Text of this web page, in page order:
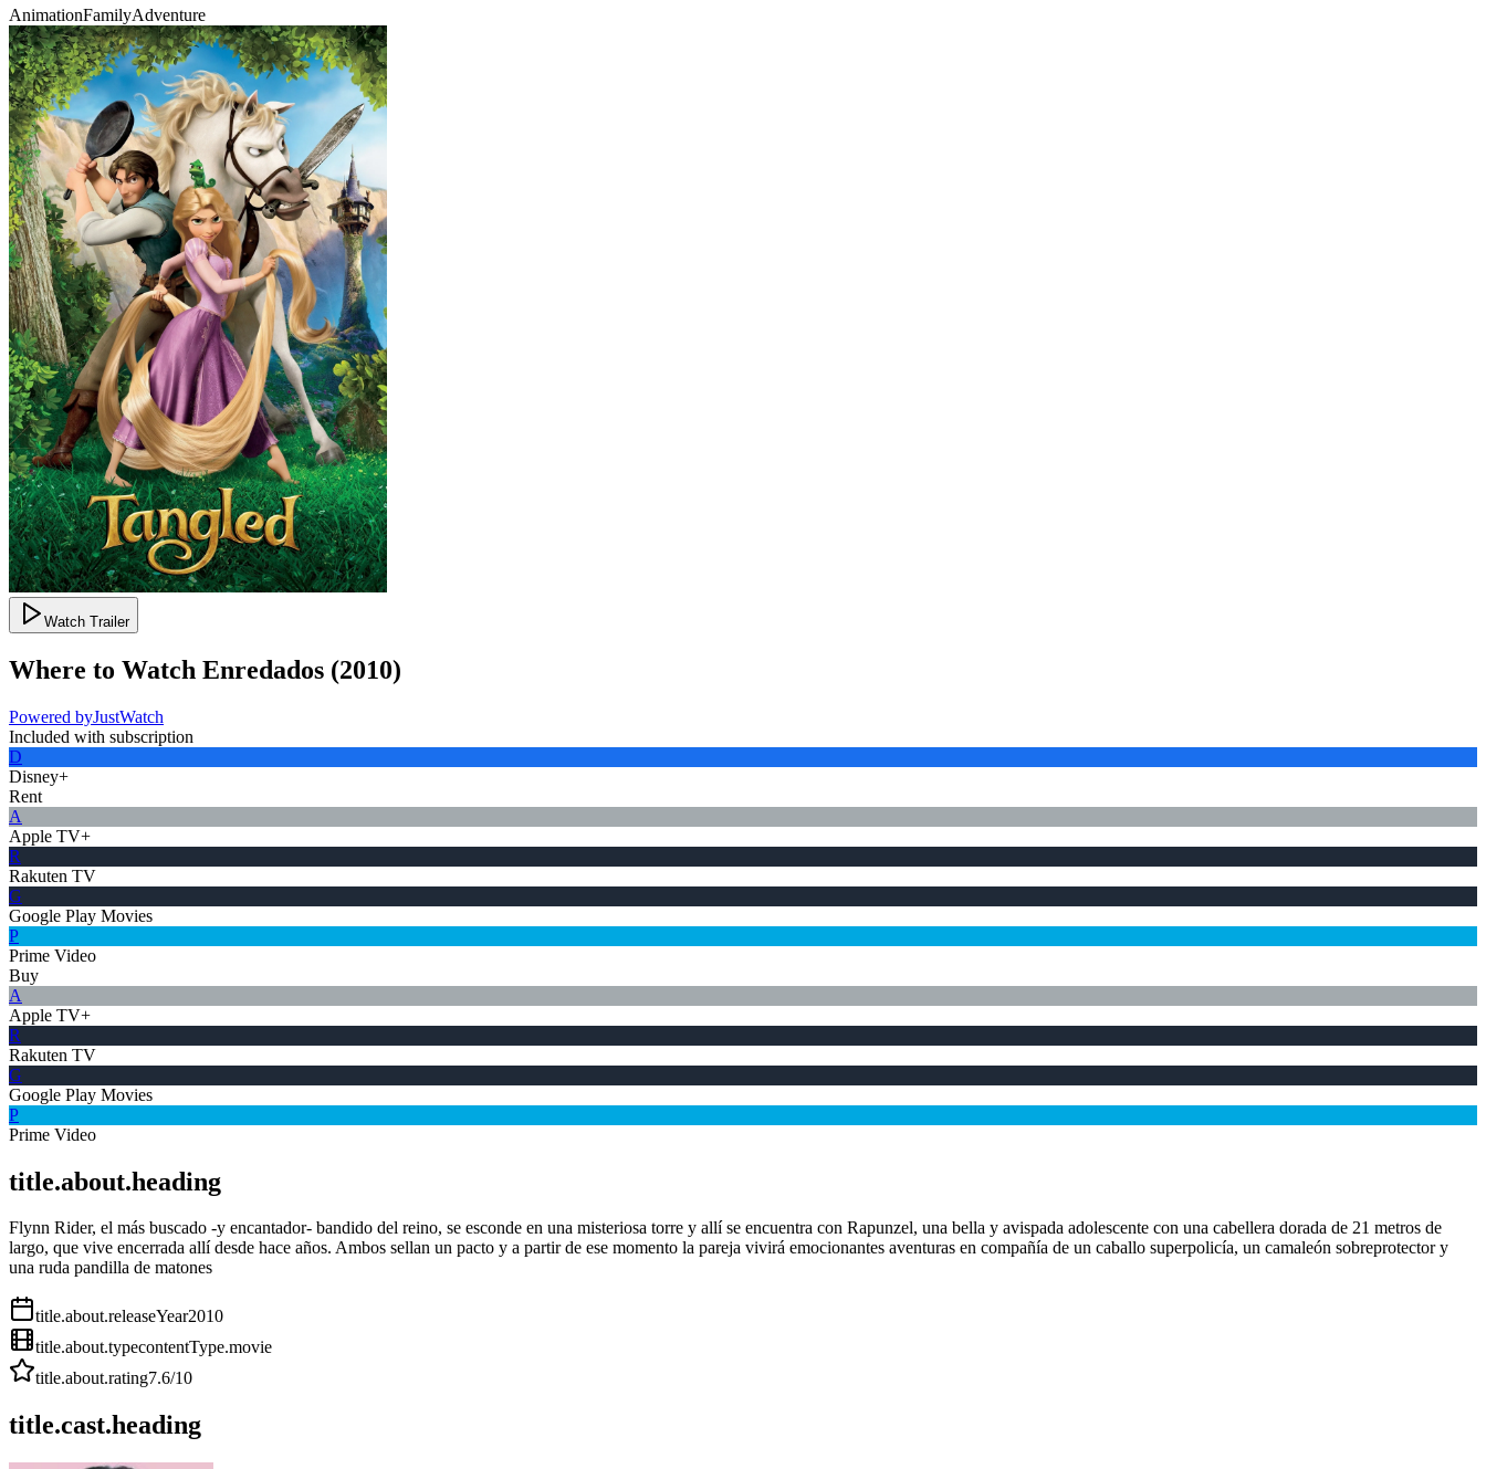
AnimationFamilyAdventure
Watch Trailer
Where to Watch Enredados (2010)
Powered byJustWatch
Included with subscription
D
Disney+
Rent
A
Apple TV+
R
Rakuten TV
G
Google Play Movies
P
Prime Video
Buy
A
Apple TV+
R
Rakuten TV
G
Google Play Movies
P
Prime Video
title.about.heading
Flynn Rider, el más buscado -y encantador- bandido del reino, se esconde en una misteriosa torre y allí se encuentra con Rapunzel, una bella y avispada adolescente con una cabellera dorada de 21 metros de
largo, que vive encerrada allí desde hace años. Ambos sellan un pacto y a partir de ese momento la pareja vivirá emocionantes aventuras en compañía de un caballo superpolicía, un camaleón sobreprotector y
una ruda pandilla de matones
title.about.releaseYear2010
title.about.typecontentType.movie
title.about.rating7.6/10
title.cast.heading